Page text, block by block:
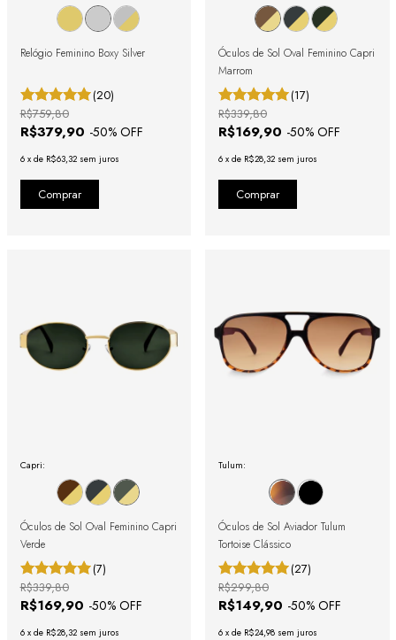
Relógio Feminino Boxy Silver
(20)
R$379,90 -50% OFF
R$759,80
6 x de R$63,32 sem juros
Óculos de Sol Oval Feminino Capri
Marrom
(17)
R$169,90 -50% OFF
R$339,80
6 x de R$28,32 sem juros
Capri:
Óculos de Sol Oval Feminino Capri
Verde
(7)
R$169,90 -50% OFF
R$339,80
6 x de R$28,32 sem juros
Tulum:
Óculos de Sol Aviador Tulum
Tortoise Clássico
(27)
R$149,90 -50% OFF
R$299,80
6 x de R$24,98 sem juros